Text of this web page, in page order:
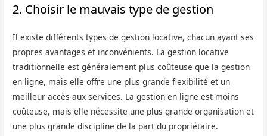
2. Choisir le mauvais type de gestion
Il existe différents types de gestion locative, chacun ayant ses
propres avantages et inconvénients. La gestion locative
traditionnelle est généralement plus coûteuse que la gestion
en ligne, mais elle offre une plus grande flexibilité et un
meilleur accès aux services. La gestion en ligne est moins
coûteuse, mais elle nécessite une plus grande organisation et
une plus grande discipline de la part du propriétaire.